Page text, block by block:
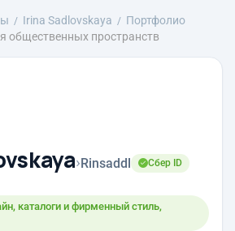
Irina Sadlovskaya
Портфолио
общественных пространств
›Rinsaddl
Сбер ID
каталоги и фирменный стиль,